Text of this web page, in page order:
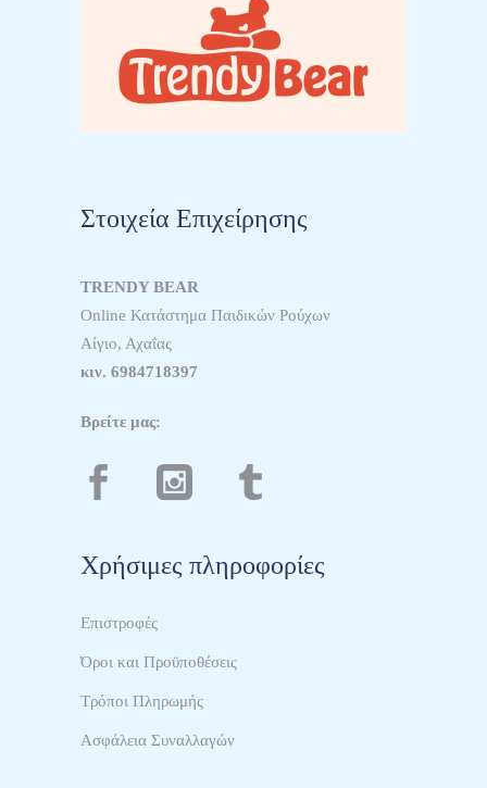
Στοιχεία Επιχείρησης
Online Κατάστημα Παιδικών Ρούχων
Αίγιο, Αχαΐας
Βρείτε μας:
Χρήσιμες πληροφορίες
Επιστροφές
Όροι και Προϋποθέσεις
Τρόποι Πληρωμής
Ασφάλεια Συναλλαγών